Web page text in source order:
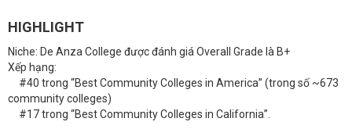
HIGHLIGHT
Niche: De Anza College được đánh giá Overall Grade là B+
Xếp hạng:
#40 trong “Best Community Colleges in America” (trong số ~673
community colleges)
#17 trong “Best Community Colleges in California”.